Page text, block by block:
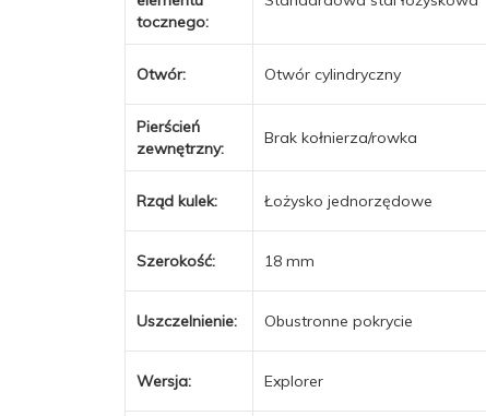
tocznego:
Otwór: Otwór cylindryczny
Pierścień
zewnętrzny:
Brak kołnierza/rowka
Rząd kulek: Łożysko jednorzędowe
Szerokość: 18 mm
Uszczelnienie: Obustronne pokrycie
Wersja: Explorer